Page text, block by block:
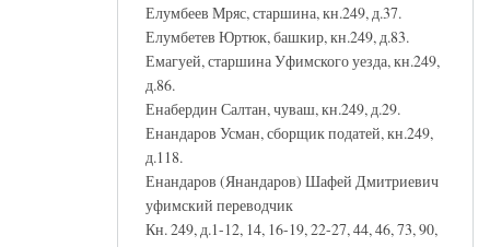
Елумбеев Мряс, старшина, кн.249, д.37.
Елумбетев Юртюк, башкир, кн.249, д.83.
Емагуей, старшина Уфимского уезда, кн.249,
д.86.
Енабердин Салтан, чуваш, кн.249, д.29.
Енандаров Усман, сборщик податей, кн.249,
д.118.
Енандаров (Янандаров) Шафей Дмитриевич
уфимский переводчик
Кн. 249, д.1-12, 14, 16-19, 22-27, 44, 46, 73, 90,